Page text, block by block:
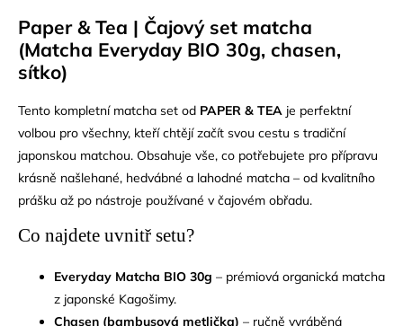
Paper & Tea | Čajový set matcha
(Matcha Everyday BIO 30g, chasen,
sítko)
Tento kompletní matcha set od PAPER & TEA je perfektní
volbou pro všechny, kteří chtějí začít svou cestu s tradiční
japonskou matchou. Obsahuje vše, co potřebujete pro přípravu
krásně našlehané, hedvábné a lahodné matcha – od kvalitního
prášku až po nástroje používané v čajovém obřadu.
Co najdete uvnitř setu?
Everyday Matcha BIO 30g – prémiová organická matcha
z japonské Kagošimy.
Chasen (bambusová metlička) – ručně vyráběná